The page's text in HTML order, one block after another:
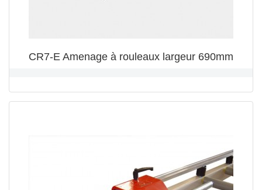
CR7-E Amenage à rouleaux largeur 690mm